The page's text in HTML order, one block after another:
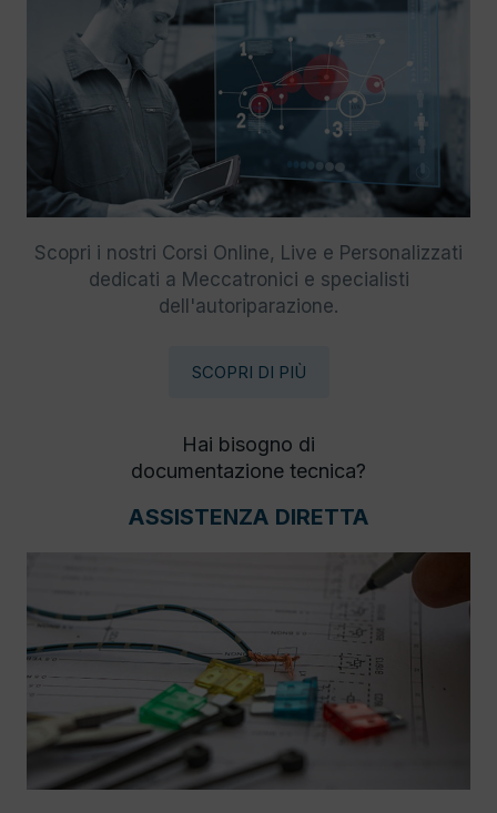
Scopri i nostri Corsi Online, Live e Personalizzati
dedicati a Meccatronici e specialisti
dell'autoriparazione.
SCOPRI DI PIÙ
Hai bisogno di
documentazione tecnica?
ASSISTENZA DIRETTA